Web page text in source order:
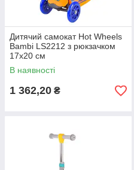
Дитячий самокат Hot Wheels
Bambi LS2212 з рюкзачком
17х20 см
В наявності
1 362,20 ₴